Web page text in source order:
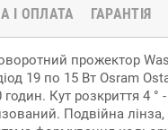
І ОПЛАТА ГАРАНТІЯ
прожектор
19 по 15 Вт Osram
годин. Кут розкриття 4 °
Подвійна